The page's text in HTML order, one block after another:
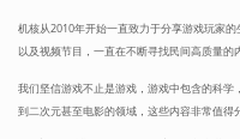
机核从2010年开始一直致力于分享游戏玩家
以及视频节目，一直在不断寻找民间高质量的
我们坚信游戏不止是游戏，游戏中包含的科
到二次元甚至电影的领域，这些内容非常值得